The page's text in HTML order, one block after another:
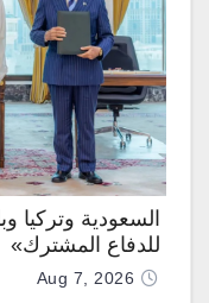
السعودية وتركيا
للدفاع المشترك»
Aug 7, 2026